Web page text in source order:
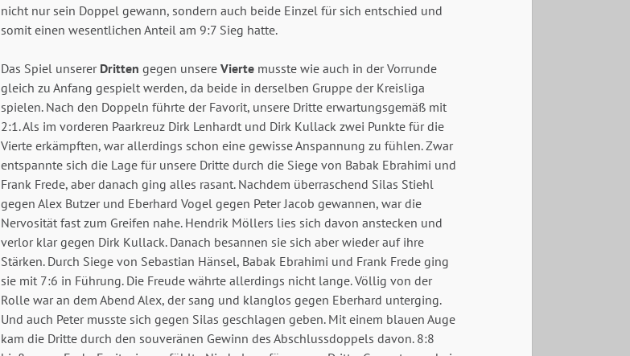
nicht nur sein Doppel gewann, sondern auch beide Einzel für sich entschied und
somit einen wesentlichen Anteil am 9:7 Sieg hatte.
Das Spiel unserer Dritten gegen unsere Vierte musste wie auch in der Vorrunde
gleich zu Anfang gespielt werden, da beide in derselben Gruppe der Kreisliga
spielen. Nach den Doppeln führte der Favorit, unsere Dritte erwartungsgemäß mit
2:1. Als im vorderen Paarkreuz Dirk Lenhardt und Dirk Kullack zwei Punkte für die
Vierte erkämpften, war allerdings schon eine gewisse Anspannung zu fühlen. Zwar
entspannte sich die Lage für unsere Dritte durch die Siege von Babak Ebrahimi und
Frank Frede, aber danach ging alles rasant. Nachdem überraschend Silas Stiehl
gegen Alex Butzer und Eberhard Vogel gegen Peter Jacob gewannen, war die
Nervosität fast zum Greifen nahe. Hendrik Möllers lies sich davon anstecken und
verlor klar gegen Dirk Kullack. Danach besannen sie sich aber wieder auf ihre
Stärken. Durch Siege von Sebastian Hänsel, Babak Ebrahimi und Frank Frede ging
sie mit 7:6 in Führung. Die Freude währte allerdings nicht lange. Völlig von der
Rolle war an dem Abend Alex, der sang und klanglos gegen Eberhard unterging.
Und auch Peter musste sich gegen Silas geschlagen geben. Mit einem blauen Auge
kam die Dritte durch den souveränen Gewinn des Abschlussdoppels davon. 8:8